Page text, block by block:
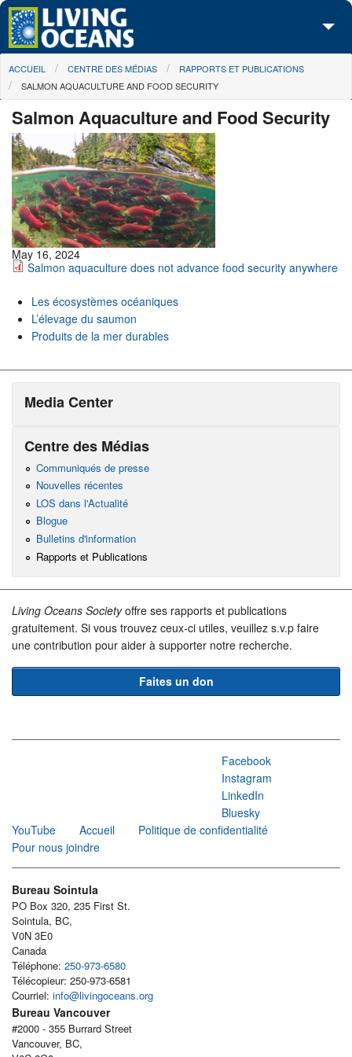
Skip to main content
À propos de nous
Centre des Médias
Les Cartes
Passez à l'action
You are here
ACCUEIL CENTRE DES MÉDIAS
RAPPORTS ET PUBLICATIONS
SALMON AQUACULTURE AND FOOD SECURITY
Salmon Aquaculture and Food Security
May 16, 2024
Salmon aquaculture does not advance food security anywhere
Les écosystèmes océaniques
L’élevage du saumon
Produits de la mer durables
Media Center
Centre des Médias
Communiqués de presse
Nouvelles récentes
LOS dans l'Actualité
Blogue
Bulletins d'information
Rapports et Publications
Living Oceans Societyoffre ses rapports et publications
gratuitement. Si vous trouvez ceux-ci utiles, veuillez s.v.p faire
une contribution pour aider à supporter notre recherche.
Faites un don
Facebook
Instagram
LinkedIn
Bluesky
YouTube
Accueil
Politique de confidentialité
Pour nous joindre
Bureau Sointula
PO Box 320, 235 First St.
Sointula, BC,
V0N 3E0
Canada
Téléphone: 250-973-6580
Télécopieur: 250-973-6581
Courriel: info@livingoceans.org
Bureau Vancouver
#2000 - 355 Burrard Street
Vancouver, BC,